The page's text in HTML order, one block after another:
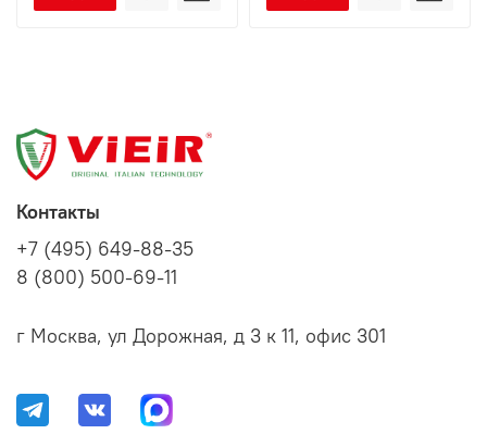
Контакты
+7 (495) 649-88-35
8 (800) 500-69-11
г Москва, ул Дорожная, д 3 к 11, офис 301